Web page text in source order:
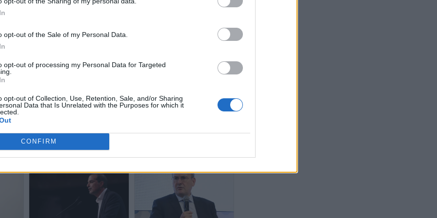
opt-out of the Sale of my Personal Data.
opt-out of processing my Personal Data for Targeted
opt-out of Collection, Use, Retention, Sale, and/or Sharing
Data that Is Unrelated with the Purposes for which it
CONFIRM
την
-
Σακελλαρίδης: «Η
αντιπαράθεση Τσίπρα, ΠΑΣΟΚ
προοπτική διακυβέρνησης»